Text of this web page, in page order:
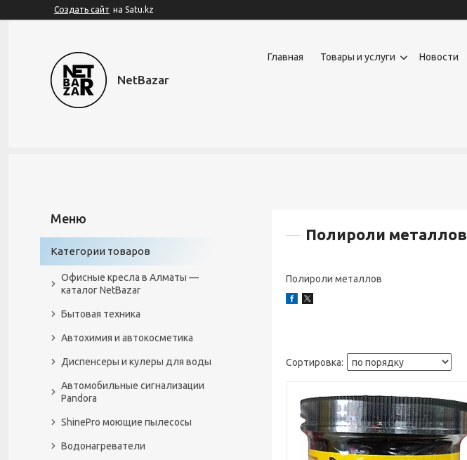
Создать сайт на Satu.kz
NetBazar
Главная Товары и услуги Новости
Полироли металлов
Полироли металлов
Категории товаров
Офисные кресла в Алматы —
каталог NetBazar
Бытовая техника
Автохимия и автокосметика
Диспенсеры и кулеры для воды
Автомобильные сигнализации
Pandora
ShinePro моющие пылесосы
Водонагреватели